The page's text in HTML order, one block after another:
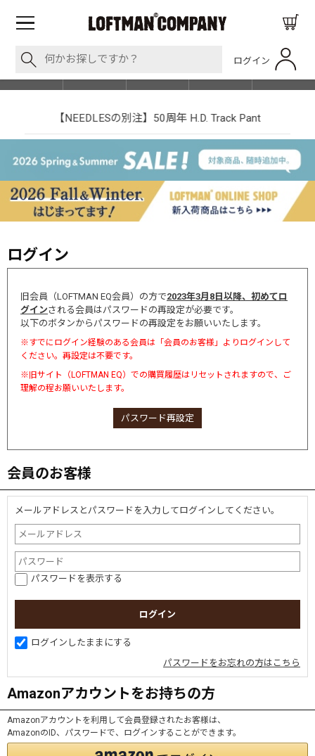
ログイン
SHOP LIST
【NEEDLESの別注】50周年 H.D. Track Pant
ログイン
旧会員（LOFTMAN EQ会員）の方で2023年3月8日以降、初めてロ
グインされる会員はパスワードの再設定が必要です。
以下のボタンからパスワードの再設定をお願いいたします。
※すでにログイン経験のある会員は「会員のお客様」よりログインして
ください。再設定は不要です。
※旧サイト（LOFTMAN EQ）での購買履歴はリセットされますので、ご
理解の程お願いいたします。
パスワード再設定
会員のお客様
メールアドレスとパスワードを入力してログインしてください。
パスワードを表示する
ログインしたままにする
パスワードをお忘れの方はこちら
Amazonアカウントをお持ちの方
Amazonアカウントを利用して会員登録されたお客様は、
AmazonのID、パスワードで、ログインすることができます。